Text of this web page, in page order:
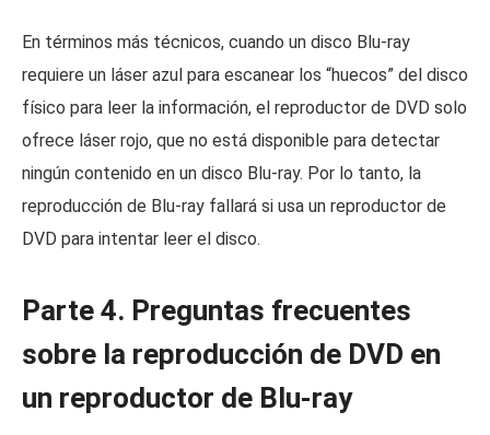
En términos más técnicos, cuando un disco Blu-ray
requiere un láser azul para escanear los “huecos” del disco
físico para leer la información, el reproductor de DVD solo
ofrece láser rojo, que no está disponible para detectar
ningún contenido en un disco Blu-ray. Por lo tanto, la
reproducción de Blu-ray fallará si usa un reproductor de
DVD para intentar leer el disco.
Parte 4. Preguntas frecuentes
sobre la reproducción de DVD en
un reproductor de Blu-ray